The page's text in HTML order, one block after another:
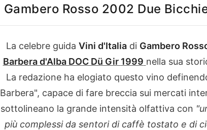
Gambero Rosso 2002 Due
La celebre guida Vini d'Italia di Gambero
Barbera d'Alba DOC Dü Gir 1999 nella sua
La redazione ha elogiato questo vino
Barbera", capace di fare breccia sui mercati
sottolineano la grande intensità olfattiva con
più complessi da sentori di caffè tostato e di